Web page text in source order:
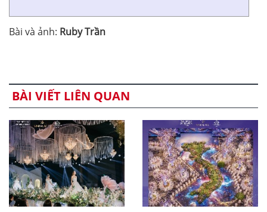
Bài và ảnh: Ruby Trần
BÀI VIẾT LIÊN QUAN